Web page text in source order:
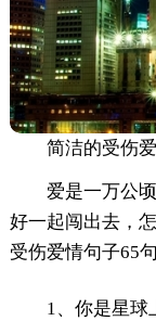
简洁的受伤
爱是一万公
好一起闯出去，
受伤爱情句子65
1、你是星球